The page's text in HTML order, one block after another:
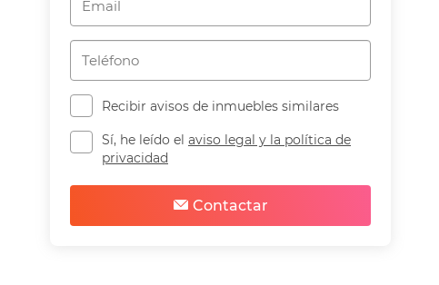
Recibir avisos de inmuebles similares
Sí, he leído el aviso legal y la política de
privacidad
Contactar